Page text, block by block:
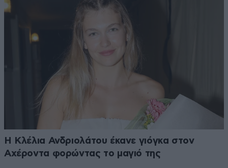
Η Κλέλια Ανδριολάτου έκανε γιόγκα στον
Αχέροντα φορώντας το μαγιό της